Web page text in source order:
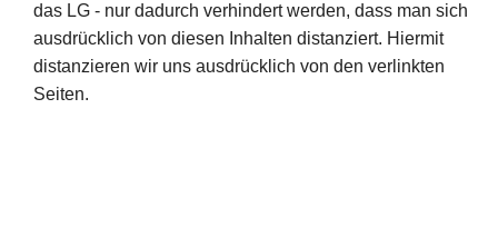
das LG - nur dadurch verhindert werden, dass man sich
ausdrücklich von diesen Inhalten distanziert. Hiermit
distanzieren wir uns ausdrücklich von den verlinkten
Seiten.